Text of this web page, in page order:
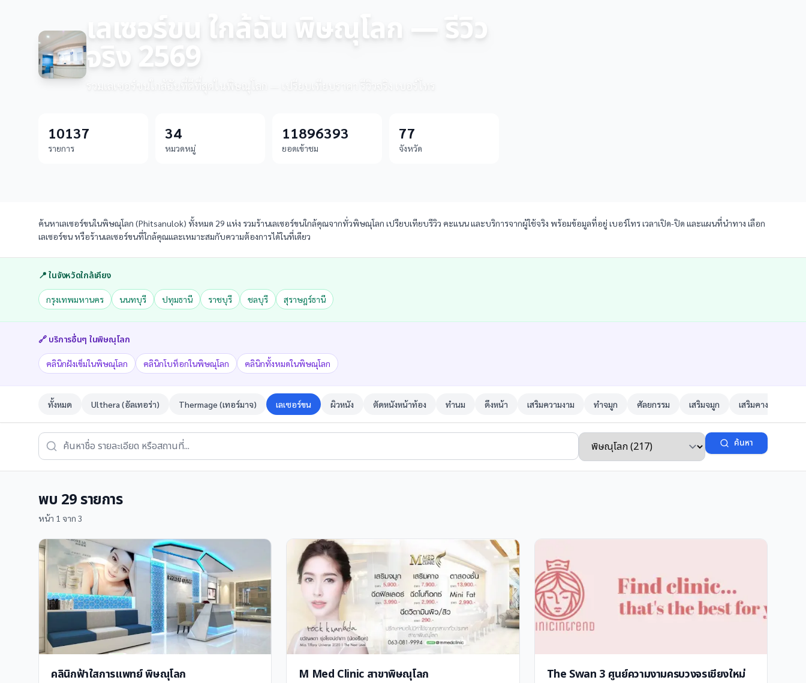
เลเซอร์ขน ใกล้ฉัน พิษณุโลก — รีวิว
จริง 2569
รวมเลเซอร์ขนใกล้ฉันที่ดีที่สุดในพิษณุโลก — เปรียบเทียบราคา รีวิวจริง เบอร์โทร
10137
รายการ
34
หมวดหมู่
11896393
ยอดเข้าชม
77
จังหวัด
ค้นหาเลเซอร์ขนในพิษณุโลก (Phitsanulok) ทั้งหมด 29 แห่ง รวมร้านเลเซอร์ขนใกล้คุณจากทั่วพิษณุโลก เปรียบเทียบรีวิว คะแนน และบริการจากผู้ใช้จริง พร้อมข้อมูลที่อยู่ เบอร์โทร เวลาเปิด-ปิด และแผนที่นำทาง เลือก
เลเซอร์ขน หรือร้านเลเซอร์ขนที่ใกล้คุณและเหมาะสมกับความต้องการได้ในที่เดียว
📍 ในจังหวัดใกล้เคียง
กรุงเทพมหานคร นนทบุรี ปทุมธานี ราชบุรี ชลบุรี สุราษฎร์ธานี
🔗 บริการอื่นๆ ในพิษณุโลก
คลินิกฝังเข็มในพิษณุโลก คลินิกโบท็อกในพิษณุโลก คลินิกทั้งหมดในพิษณุโลก
ทั้งหมด Ulthera (อัลเทอร่า) Thermage (เทอร์มาจ) เลเซอร์ขน ผิวหนัง ตัดหนังหน้าท้อง ทำนม ดึงหน้า เสริมความงาม ทำจมูก ศัลยกรรม เสริมจมูก เสริมคาง
ค้นหา
พบ 29รายการ
หน้า 1 จาก 3
คลินิกฟ้าใสการแพทย์ พิษณุโลก M Med Clinic สาขาพิษณุโลก The Swan 3 ศูนย์ความงามครบวงจรเชียงใหม่